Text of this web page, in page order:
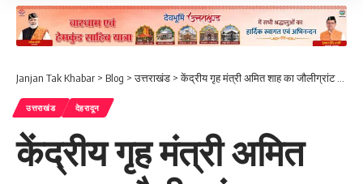
Janjan Tak Khabar > Blog >उत्तराखंड >केंद्रीय गृह मंत्री अमित शाह का जौलीग्रांट एयरपोर्ट पर सीएम ने किया स्वागत
उत्तराखंड देहरादून
केंद्रीय गृह मंत्री अमित